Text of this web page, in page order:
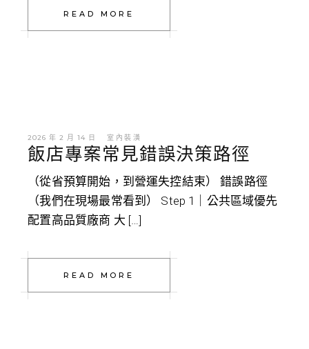
READ MORE
2026 年 2 月 14 日 室內裝潢
飯店專案常見錯誤決策路徑
（從省預算開始，到營運失控結束） 錯誤路徑
（我們在現場最常看到） Step 1｜公共區域優先
配置高品質廠商 大 […]
READ MORE